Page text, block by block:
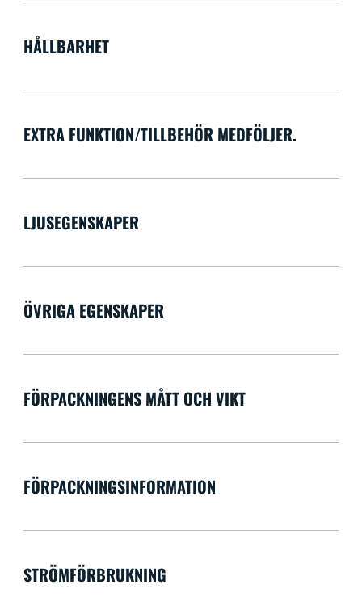
HÅLLBARHET
EXTRA FUNKTION/TILLBEHÖR MEDFÖLJER.
LJUSEGENSKAPER
ÖVRIGA EGENSKAPER
FÖRPACKNINGENS MÅTT OCH VIKT
FÖRPACKNINGSINFORMATION
STRÖMFÖRBRUKNING